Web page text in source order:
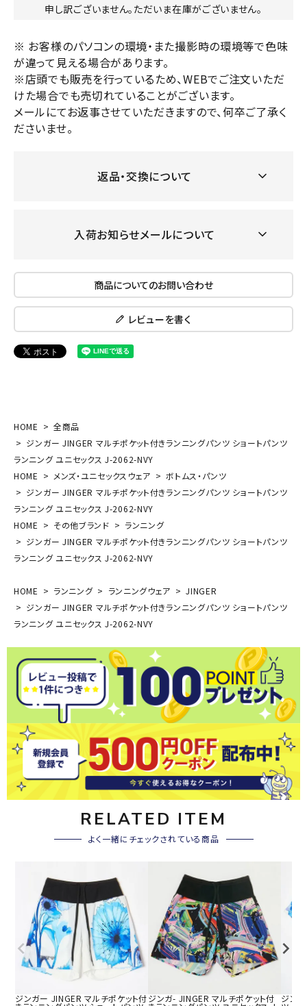
申し訳ございません。ただいま在庫がございません。
※ お客様のパソコンの環境・また撮影時の環境等で色味
が違って見える場合があります。
※店頭でも販売を行っているため、WEBでご注文いただ
けた場合でも売切れていることがございます。
メールにてお返事させていただきますので、何卒ご了承く
ださいませ。
返品・交換について
入荷お知らせメールについて
商品についてのお問い合わせ
レビューを書く
HOME
全商品
ジンガー JINGER マルチポケット付きランニングパンツ ショートパンツ
ランニング ユニセックス J-2062-NVY
HOME
メンズ・ユニセックスウェア
ボトムス・パンツ
ジンガー JINGER マルチポケット付きランニングパンツ ショートパンツ
ランニング ユニセックス J-2062-NVY
HOME
その他ブランド
ランニング
ジンガー JINGER マルチポケット付きランニングパンツ ショートパンツ
ランニング ユニセックス J-2062-NVY
HOME ランニング ランニングウェア
JINGER
ジンガー JINGER マルチポケット付きランニングパンツ ショートパンツ
ランニング ユニセックス J-2062-NVY
RELATED ITEM
よく一緒にチェックされている商品
ジンガー JINGER マルチポケット付ジンガ- JINGER マルチポケット付 ジン